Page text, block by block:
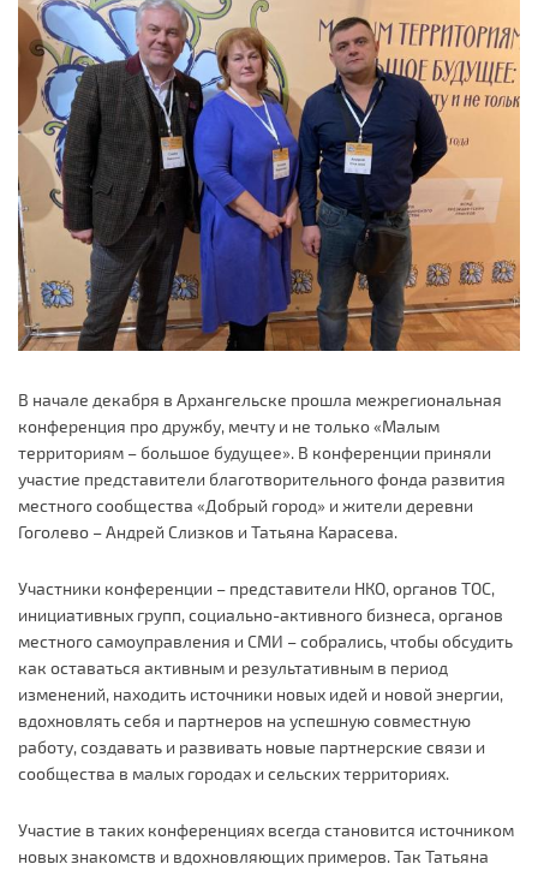
В начале декабря в Архангельске прошла межрегиональная
конференция про дружбу, мечту и не только «Малым
территориям – большое будущее». В конференции приняли
участие представители благотворительного фонда развития
местного сообщества «Добрый город» и жители деревни
Гоголево – Андрей Слизков и Татьяна Карасева.
Участники конференции – представители НКО, органов ТОС,
инициативных групп, социально-активного бизнеса, органов
местного самоуправления и СМИ – собрались, чтобы обсудить
как оставаться активным и результативным в период
изменений, находить источники новых идей и новой энергии,
вдохновлять себя и партнеров на успешную совместную
работу, создавать и развивать новые партнерские связи и
сообщества в малых городах и сельских территориях.
Участие в таких конференциях всегда становится источником
новых знакомств и вдохновляющих примеров. Так Татьяна